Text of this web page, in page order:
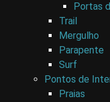
Portas
Trail
Mergulho
Parapente
Surf
Pontos de
Praias